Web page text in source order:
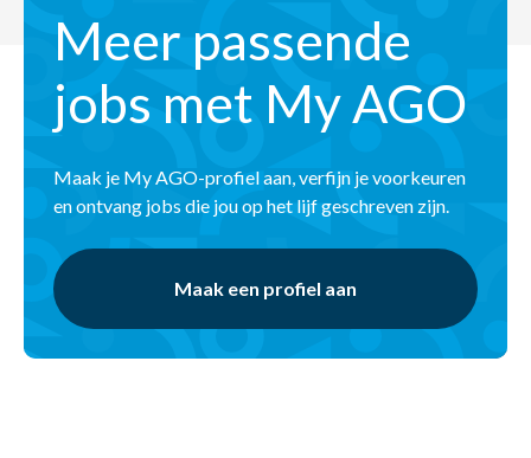
Meer passende
jobs met My AGO
Maak je My AGO-profiel aan, verfijn je voorkeuren
en ontvang jobs die jou op het lijf geschreven zijn.
Maak een profiel aan